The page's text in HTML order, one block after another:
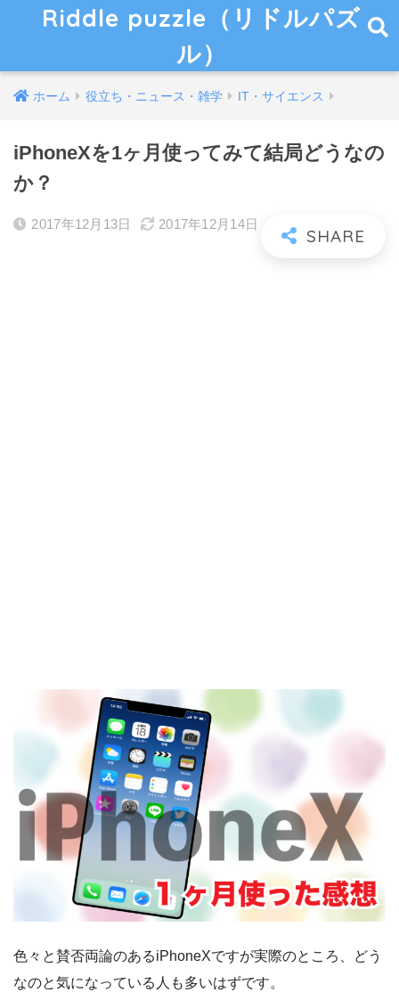
Riddle puzzle（リドルパズ
ル）
ホーム 役立ち・ニュース・雑学 IT・サイエンス
iPhoneXを1ヶ月使ってみて結局どうなの
か？
2017年12月13日 2017年12月14日
色々と賛否両論のあるiPhoneXですが実際のところ、どう
なのと気になっている人も多いはずです。